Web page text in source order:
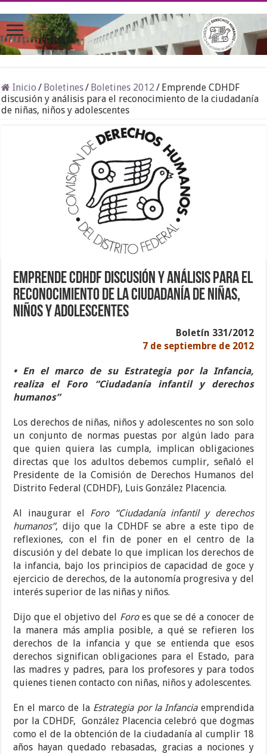
Inicio / Boletines/ Boletines 2012 / Emprende CDHDF
discusión y análisis para el reconocimiento de la ciudadanía
de niñas, niños y adolescentes
Emprende CDHDF discusión y análisis para el
reconocimiento de la ciudadanía de niñas,
niños y adolescentes
Boletín 331/2012
7 de septiembre de 2012
• En el marco de su Estrategia por la Infancia,
realiza el Foro “Ciudadanía infantil y derechos
humanos”
Los derechos de niñas, niños y adolescentes no son solo
un conjunto de normas puestas por algún lado para
que quien quiera las cumpla, implican obligaciones
directas que los adultos debemos cumplir, señaló el
Presidente de la Comisión de Derechos Humanos del
Distrito Federal (CDHDF), Luis González Placencia.
Al inaugurar el Foro “Ciudadanía infantil y derechos
humanos”, dijo que la CDHDF se abre a este tipo de
reflexiones, con el fin de poner en el centro de la
discusión y del debate lo que implican los derechos de
la infancia, bajo los principios de capacidad de goce y
ejercicio de derechos, de la autonomía progresiva y del
interés superior de las niñas y niños.
Dijo que el objetivo del Foroes que se dé a conocer de
la manera más amplia posible, a qué se refieren los
derechos de la infancia y que se entienda que esos
derechos significan obligaciones para el Estado, para
las madres y padres, para los profesores y para todos
quienes tienen contacto con niñas, niños y adolescentes.
En el marco de la Estrategia por la Infanciaemprendida
por la CDHDF, González Placencia celebró que dogmas
como el de la obtención de la ciudadanía al cumplir 18
años hayan quedado rebasadas, gracias a nociones y